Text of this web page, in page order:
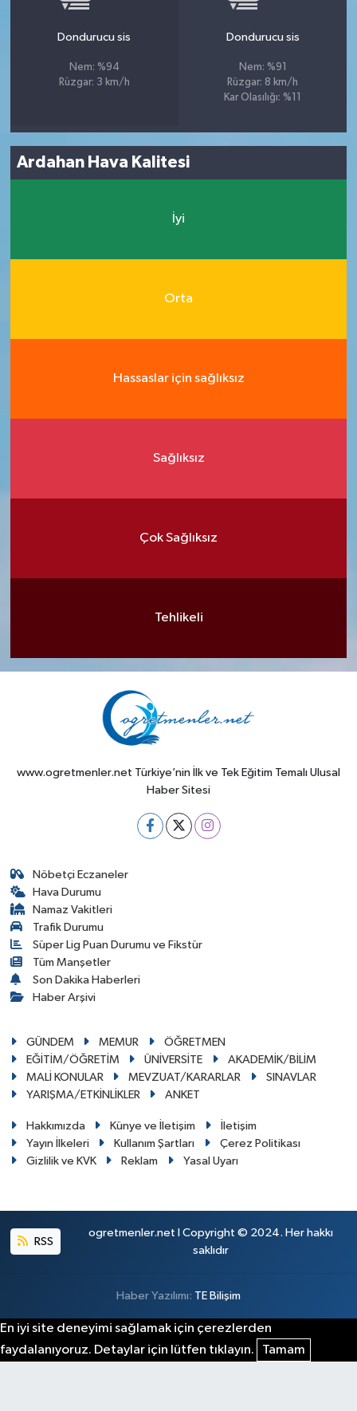
Dondurucu sis
Nem: %94
Rüzgar: 3 km/h
Dondurucu sis
Nem: %91
Rüzgar: 8 km/h
Kar Olasılığı: %11
Ardahan Hava Kalitesi
İyi
Orta
Hassaslar için sağlıksız
Sağlıksız
Çok Sağlıksız
Tehlikeli
www.ogretmenler.net Türkiye’nin İlk ve Tek Eğitim Temalı Ulusal
Haber Sitesi
Nöbetçi Eczaneler
Hava Durumu
Namaz Vakitleri
Trafik Durumu
Süper Lig Puan Durumu ve Fikstür
Tüm Manşetler
Son Dakika Haberleri
Haber Arşivi
GÜNDEM MEMUR
ÖĞRETMEN
EĞİTİM/ÖĞRETİM
ÜNİVERSİTE
AKADEMİK/BİLİM
MALİ KONULAR
MEVZUAT/KARARLAR
SINAVLAR
YARIŞMA/ETKİNLİKLER
ANKET
Hakkımızda Künye ve İletişim
İletişim
Yayın İlkeleri
Kullanım Şartları
Çerez Politikası
Gizlilik ve KVK
Reklam Yasal Uyarı
RSS
ogretmenler.net I Copyright © 2024. Her hakkı
saklıdır
Haber Yazılımı: TE Bilişim
En iyi site deneyimi sağlamak için çerezlerden
faydalanıyoruz. Detaylar için lütfen tıklayın.
Tamam